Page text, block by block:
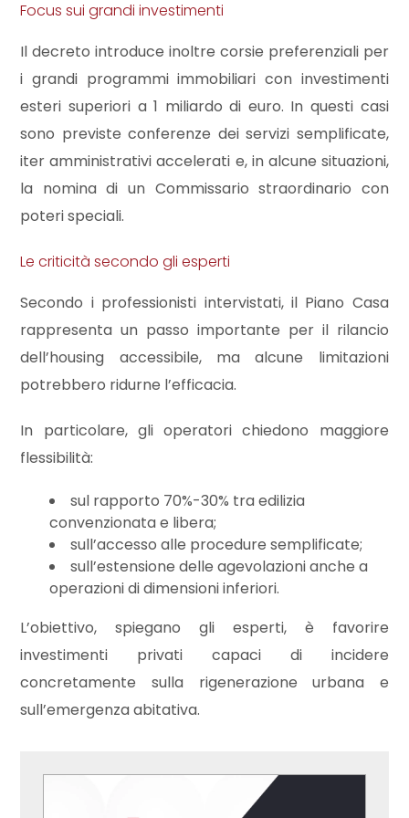
Focus sui grandi investimenti
Il decreto introduce inoltre corsie preferenziali per
i grandi programmi immobiliari con investimenti
esteri superiori a 1 miliardo di euro. In questi casi
sono previste conferenze dei servizi semplificate,
iter amministrativi accelerati e, in alcune situazioni,
la nomina di un Commissario straordinario con
poteri speciali.
Le criticità secondo gli esperti
Secondo i professionisti intervistati, il Piano Casa
rappresenta un passo importante per il rilancio
dell’housing accessibile, ma alcune limitazioni
potrebbero ridurne l’efficacia.
In particolare, gli operatori chiedono maggiore
flessibilità:
sul rapporto 70%-30% tra edilizia
convenzionata e libera;
sull’accesso alle procedure semplificate;
sull’estensione delle agevolazioni anche a
operazioni di dimensioni inferiori.
L’obiettivo, spiegano gli esperti, è favorire
investimenti privati capaci di incidere
concretamente sulla rigenerazione urbana e
sull’emergenza abitativa.
4
5
5+
Bagni
minimi
Qualsiasi
1
3
5
5+
Camere
minime